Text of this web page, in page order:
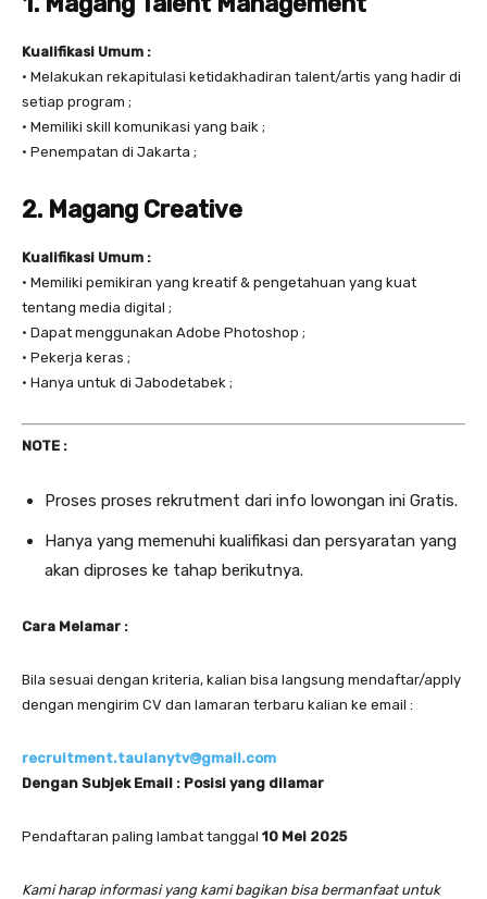
Kualifikasi Umum :
• Melakukan rekapitulasi ketidakhadiran talent/artis yang hadir di
setiap program ;
• Memiliki skill komunikasi yang baik ;
• Penempatan di Jakarta ;
2. Magang Creative
Kualifikasi Umum :
• Memiliki pemikiran yang kreatif & pengetahuan yang kuat
tentang media digital ;
• Dapat menggunakan Adobe Photoshop ;
• Pekerja keras ;
• Hanya untuk di Jabodetabek ;
NOTE :
Proses proses rekrutment dari info lowongan ini Gratis.
Hanya yang memenuhi kualifikasi dan persyaratan yang
akan diproses ke tahap berikutnya.
Cara Melamar :
Bila sesuai dengan kriteria, kalian bisa langsung mendaftar/apply
dengan mengirim CV dan lamaran terbaru kalian ke email :
recruitment.taulanytv@gmail.com
Dengan Subjek Email : Posisi yang dilamar
Pendaftaran paling lambat tanggal 10 Mei 2025
Kami harap informasi yang kami bagikan bisa bermanfaat untuk